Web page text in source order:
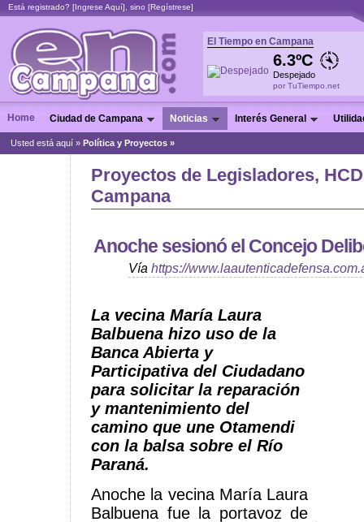
Está registrado? [Ingrese Aquí], sino [Regístrese]
El Tiempo en Campana
6.3ºC
Despejado
por TuTiempo.net
Home Ciudad de Campana Noticias Interés General
Usted está aquí » Política y Proyectos »
Proyectos de Legisladores,
Campana
Anoche sesionó el Concejo
Vía https://
La vecina María Laura
Balbuena hizo uso de la
Banca Abierta y
Participativa del Ciudadano
para solicitar la reparación
y mantenimiento del
camino que une Otamendi
con la balsa sobre el Río
Paraná.
Anoche la vecina María Laura
Balbuena fue la portavoz de